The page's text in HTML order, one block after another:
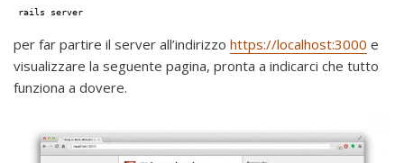
rails server
per far partire il server all’indirizzo https://localhost:3000 e
visualizzare la seguente pagina, pronta a indicarci che tutto
funziona a dovere.